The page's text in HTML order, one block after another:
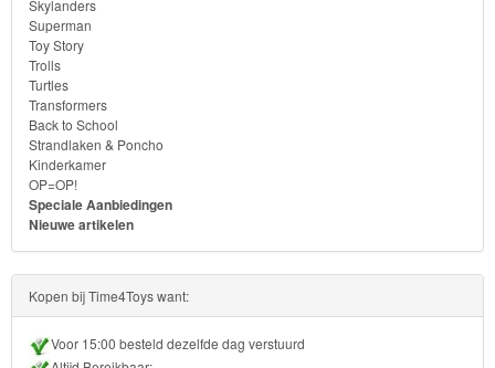
Skylanders
Superman
Toy Story
Trolls
Turtles
Transformers
Back to School
Strandlaken & Poncho
Kinderkamer
OP=OP!
Speciale Aanbiedingen
Nieuwe artikelen
Kopen bij Time4Toys want:
Voor 15:00 besteld dezelfde dag verstuurd